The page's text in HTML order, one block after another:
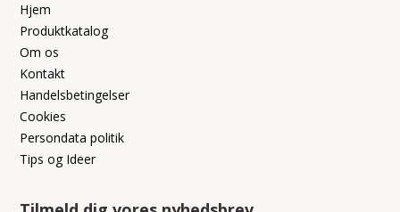
Hjem
Produktkatalog
Om os
Kontakt
Handelsbetingelser
Cookies
Persondata politik
Tips og Ideer